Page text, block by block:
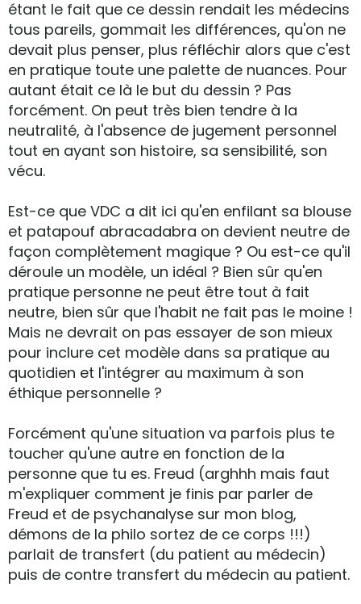
étant le fait que ce dessin rendait les médecins
tous pareils, gommait les différences, qu'on ne
devait plus penser, plus réfléchir alors que c'est
en pratique toute une palette de nuances. Pour
autant était ce là le but du dessin ? Pas
forcément. On peut très bien tendre à la
neutralité, à l'absence de jugement personnel
tout en ayant son histoire, sa sensibilité, son
vécu.
Est-ce que VDC a dit ici qu'en enfilant sa blouse
et patapouf abracadabra on devient neutre de
façon complètement magique ? Ou est-ce qu'il
déroule un modèle, un idéal ? Bien sûr qu'en
pratique personne ne peut être tout à fait
neutre, bien sûr que l'habit ne fait pas le moine !
Mais ne devrait on pas essayer de son mieux
pour inclure cet modèle dans sa pratique au
quotidien et l'intégrer au maximum à son
éthique personnelle ?
Forcément qu'une situation va parfois plus te
toucher qu'une autre en fonction de la
personne que tu es. Freud (arghhh mais faut
m'expliquer comment je finis par parler de
Freud et de psychanalyse sur mon blog,
démons de la philo sortez de ce corps !!!)
parlait de transfert (du patient au médecin)
puis de contre transfert du médecin au patient.